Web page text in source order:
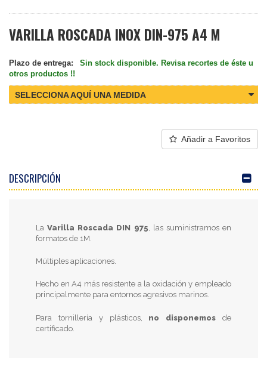
VARILLA ROSCADA INOX DIN-975 A4 M
Plazo de entrega:
Sin stock disponible. Revisa recortes de éste u
otros productos !!
SELECCIONA AQUÍ UNA MEDIDA
Añadir a Favoritos
DESCRIPCIÓN
La Varilla Roscada DIN 975, las suministramos en
formatos de 1M.
Múltiples aplicaciones.
Hecho en A4 más resistente a la oxidación y empleado
principalmente para entornos agresivos marinos.
Para tornillería y plásticos, no disponemos de
certificado.